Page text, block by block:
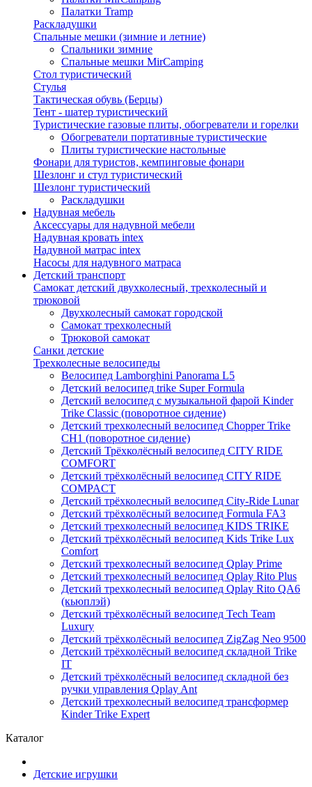
Палатки Tramp
Раскладушки
Спальные мешки (зимние и летние)
Спальники зимние
Спальные мешки MirCamping
Стол туристический
Стулья
Тактическая обувь (Берцы)
Тент - шатер туристический
Туристические газовые плиты, обогреватели и горелки
Обогреватели портативные туристические
Плиты туристические настольные
Фонари для туристов, кемпинговые фонари
Шезлонг и стул туристический
Шезлонг туристический
Раскладушки
Надувная мебель
Аксессуары для надувной мебели
Надувная кровать intex
Надувной матрас intex
Насосы для надувного матраса
Детский транспорт
Самокат детский двухколесный, трехколесный и
трюковой
Двухколесный самокат городской
Самокат трехколесный
Трюковой самокат
Санки детские
Трехколесные велосипеды
Велосипед Lamborghini Panorama L5
Детский велосипед trike Super Formula
Детский велосипед с музыкальной фарой Kinder
Trike Classic (поворотное сидение)
Детский трехколесный велосипед Chopper Trike
CH1 (поворотное сидение)
Детский Трёхколёсный велосипед CITY RIDE
COMFORT
Детский трёхколёсный велосипед CITY RIDE
COMPACT
Детский трёхколесный велосипед City-Ride Lunar
Детский трёхколёсный велосипед Formula FA3
Детский трехколесный велосипед KIDS TRIKE
Детский трёхколёсный велосипед Kids Trike Lux
Comfort
Детский трехколесный велосипед Qplay Prime
Детский трехколесный велосипед Qplay Rito Plus
Детский трехколесный велосипед Qplay Rito QA6
(кьюплэй)
Детский трёхколёсный велосипед Tech Team
Luxury
Детский трёхколёсный велосипед ZigZag Neo 9500
Детский трёхколёсный велосипед складной Trike
IT
Детский трёхколёсный велосипед складной без
ручки управления Qplay Ant
Детский трехколесный велосипед трансформер
Kinder Trike Expert
Каталог
Детские игрушки